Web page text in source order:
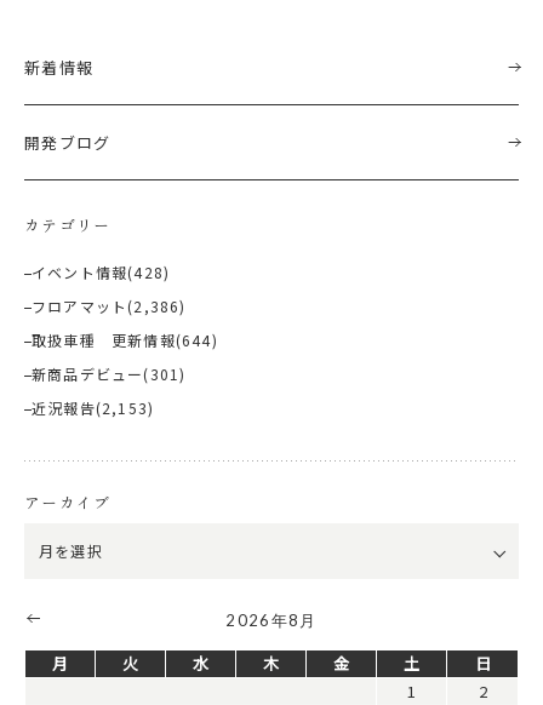
新着情報
開発ブログ
カテゴリー
イベント情報(428)
フロアマット (2,386)
取扱車種 更新情報(644)
新商品デビュー(301)
近況報告(2,153)
アーカイブ
2026年8月
月 火 水 木 金 土
日
1
2